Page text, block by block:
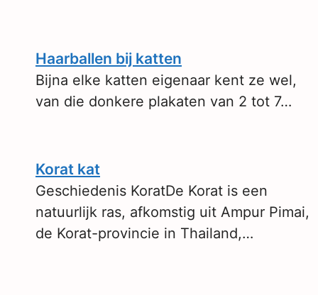
Haarballen bij katten
Bijna elke katten eigenaar kent ze wel,
van die donkere plakaten van 2 tot 7…
Korat kat
Geschiedenis KoratDe Korat is een
natuurlijk ras, afkomstig uit Ampur Pimai,
de Korat-provincie in Thailand,…